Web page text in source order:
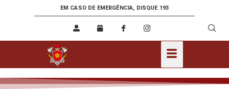
EM CASO DE EMERGÊNCIA, DISQUE 193